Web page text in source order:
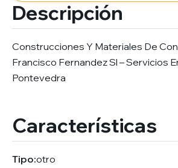
Descripción
Construcciones Y Materiales De
Francisco Fernandez Sl – Servicios
Pontevedra
Características
Tipo:otro